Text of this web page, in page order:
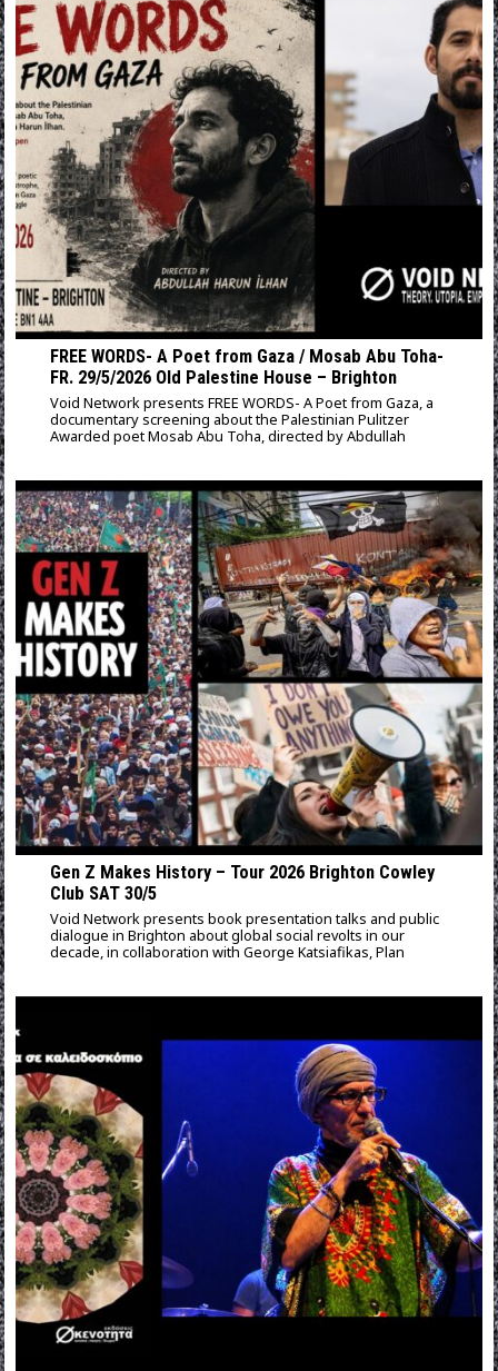
FREE WORDS- A Poet from Gaza / Mosab Abu Toha-
FR. 29/5/2026 Old Palestine House – Brighton
Void Network presents FREE WORDS- A Poet from Gaza, a
documentary screening about the Palestinian Pulitzer
Awarded poet Mosab Abu Toha, directed by Abdullah
Gen Z Makes History – Tour 2026 Brighton Cowley
Club SAT 30/5
Void Network presents book presentation talks and public
dialogue in Brighton about global social revolts in our
decade, in collaboration with George Katsiafikas, Plan